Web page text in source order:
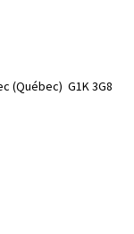
(Québec)  G1K 3G8